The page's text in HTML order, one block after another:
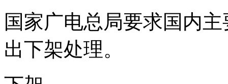
国家广电总局要求国内
出下架处理。